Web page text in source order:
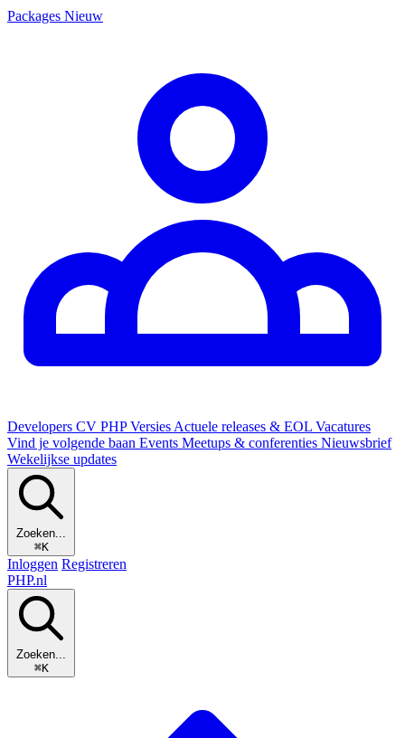
Packages Nieuw
Developers CV PHP Versies Actuele releases & EOL Vacatures
Vind je volgende baan Events Meetups & conferenties Nieuwsbrief
Wekelijkse updates
Zoeken...
⌘K
Inloggen Registreren
PHP.nl
Zoeken...
⌘K